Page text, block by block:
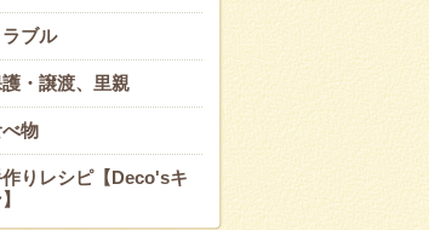
ブル
・譲渡、里親
物
りレシピ【Deco'sキ